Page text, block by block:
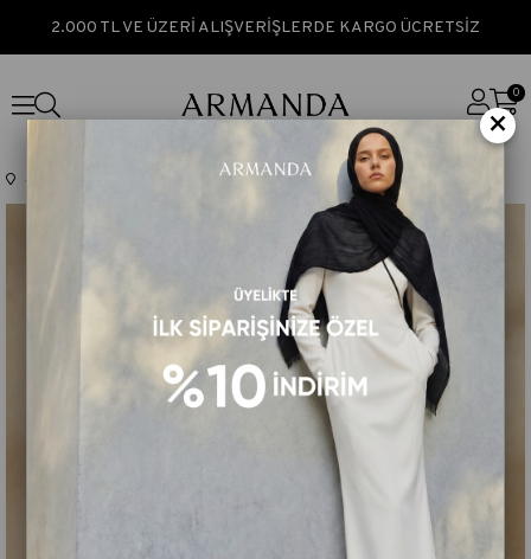
2.000 TL VE ÜZERİ ALIŞVERİŞLERDE KARGO ÜCRETSİZ
0
Anasayfa İPEK PAMUK GARDEN DESEN ŞAL - LACİVERT - İNDİGO
×